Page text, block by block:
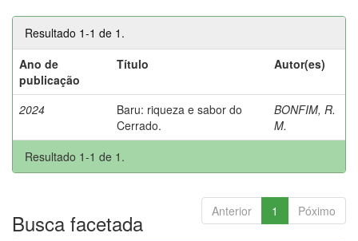
Resultado 1-1 de 1.
Ano de
publicação
Título Autor(es)
2024
Baru: riqueza e sabor do
Cerrado.
BONFIM, R.
M.
Resultado 1-1 de 1.
Anterior 1 Póximo
Busca facetada